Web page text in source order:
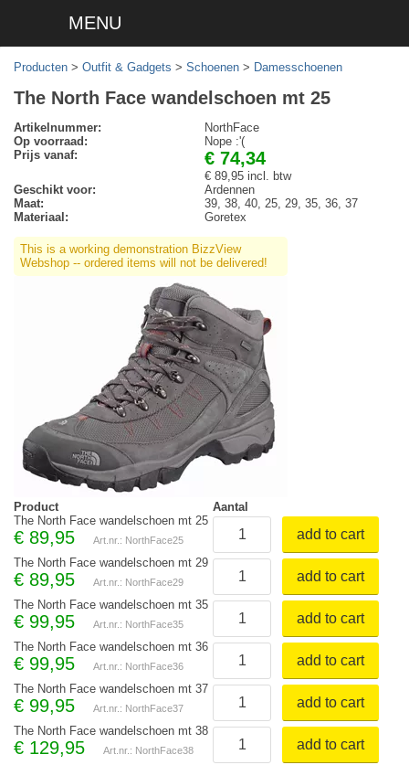
MENU
Producten > Outfit & Gadgets > Schoenen > Damesschoenen
The North Face wandelschoen mt 25
Artikelnummer:
NorthFace
Op voorraad:
Nope :'(
Prijs vanaf:
€ 74,34
€ 89,95 incl. btw
Geschikt voor:
Ardennen
Maat:
39, 38, 40, 25, 29, 35, 36, 37
Materiaal:
Goretex
This is a working demonstration BizzView
Webshop -- ordered items will not be delivered!
Product
Aantal
The North Face wandelschoen mt 25
€ 89,95 Art.nr.: NorthFace25 add to cart
The North Face wandelschoen mt 29
€ 89,95 Art.nr.: NorthFace29 add to cart
The North Face wandelschoen mt 35
€ 99,95 Art.nr.: NorthFace35 add to cart
The North Face wandelschoen mt 36
€ 99,95 Art.nr.: NorthFace36 add to cart
The North Face wandelschoen mt 37
€ 99,95 Art.nr.: NorthFace37 add to cart
The North Face wandelschoen mt 38
€ 129,95 Art.nr.: NorthFace38 add to cart